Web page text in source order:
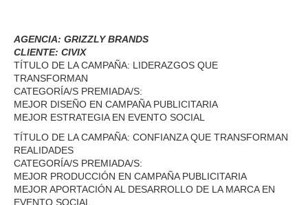
AGENCIA: GRIZZLY BRANDS
CLIENTE: CIVIX
TÍTULO DE LA CAMPAÑA: LIDERAZGOS QUE
TRANSFORMAN
CATEGORÍA/S PREMIADA/S:
MEJOR DISEÑO EN CAMPAÑA PUBLICITARIA
MEJOR ESTRATEGIA EN EVENTO SOCIAL
TÍTULO DE LA CAMPAÑA: CONFIANZA QUE TRANSFORMAN
REALIDADES
CATEGORÍA/S PREMIADA/S:
MEJOR PRODUCCIÓN EN CAMPAÑA PUBLICITARIA
MEJOR APORTACIÓN AL DESARROLLO DE LA MARCA EN
EVENTO SOCIAL